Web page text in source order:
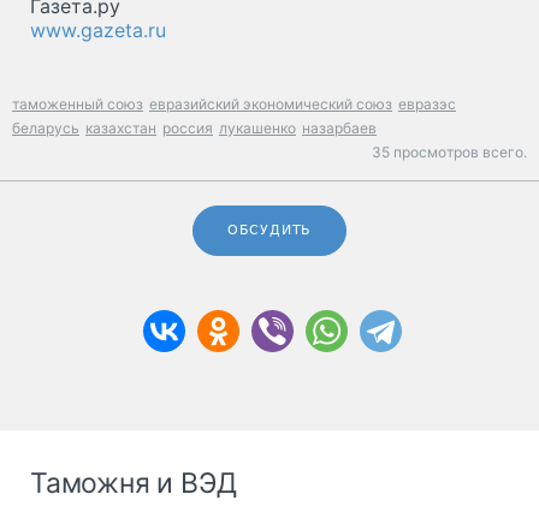
Газета.ру
www.gazeta.ru
таможенный союз евразийский экономический союз евразэс
беларусь казахстан россия лукашенко назарбаев
35 просмотров всего.
ОБСУДИТЬ
Таможня и ВЭД